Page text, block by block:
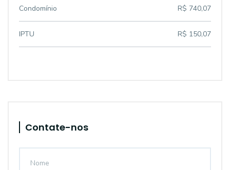
Condomínio R$ 740,07
IPTU R$ 150,07
Contate-nos